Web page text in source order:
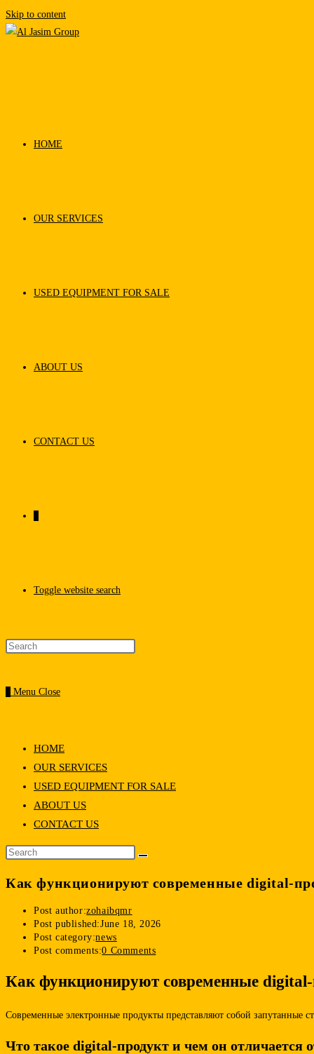
Skip to content
HOME
OUR SERVICES
USED EQUIPMENT FOR SALE
ABOUT US
CONTACT US
Toggle website search
Menu Close
HOME
OUR SERVICES
USED EQUIPMENT FOR SALE
ABOUT US
CONTACT US
Как функционируют современные digital-
Post author:zohaibqmr
Post published:June 18, 2026
Post category:news
Post comments:0 Comments
Как функционируют современные
Современные электронные продукты представляют собой запутанные
Что такое digital-продукт и чем он отличается